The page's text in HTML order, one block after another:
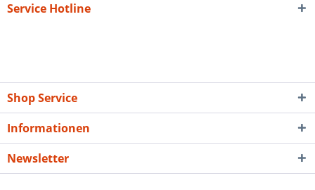
Service Hotline
Shop Service
Informationen
Newsletter